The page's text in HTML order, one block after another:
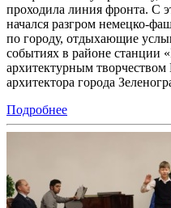
проходила линия фронта. С
начался разгром немецко-
по городу, отдыхающие
событиях в районе станции
архитектурным
архитектора города
Подробнее